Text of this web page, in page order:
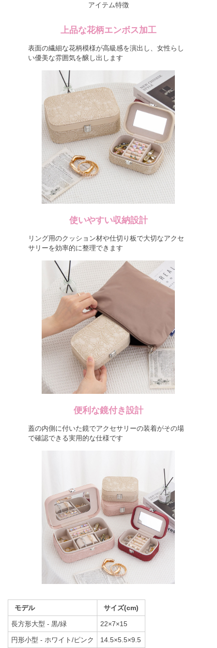
アイテム特徴
上品な花柄エンボス加工
表面の繊細な花柄模様が高級感を演出し、女性らし
い優美な雰囲気を醸し出します
使いやすい収納設計
リング用のクッション材や仕切り板で大切なアクセ
サリーを効率的に整理できます
便利な鏡付き設計
蓋の内側に付いた鏡でアクセサリーの装着がその場
で確認できる実用的な仕様です
モデル サイズ(cm)
長方形大型 - 黒/緑 22×7×15
円形小型 - ホワイト/ピンク 14.5×5.5×9.5